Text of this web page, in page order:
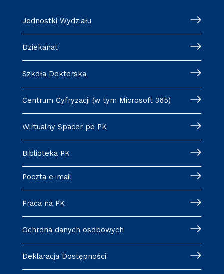
Jednostki Wydziału
Dziekanat
Szkoła Doktorska
Centrum Cyfryzacji (w tym Microsoft 365)
Wirtualny Spacer po PK
Biblioteka PK
Poczta e-mail
Praca na PK
Ochrona danych osobowych
Deklaracja Dostępności